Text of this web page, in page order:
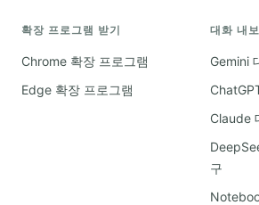
확장 프로그램 받기
Chrome 확장 프로그램
Edge 확장 프로그램
대화 내
Gemini
Claude
구